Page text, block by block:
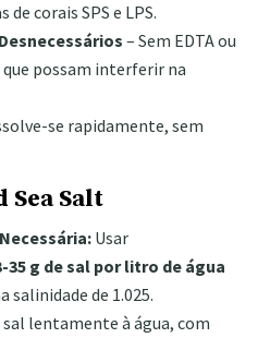
corais SPS e LPS.
– Sem EDTA ou
possam interferir na
se rapidamente, sem
Sea Salt
Usar
35 g de sal por litro de água
salinidade de 1.025.
lentamente à água, com